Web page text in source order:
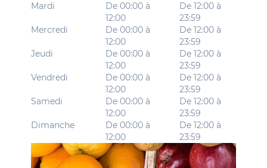
Mardi
De 00:00 à
12:00
De 12:00 à
23:59
Mercredi
De 00:00 à
12:00
De 12:00 à
23:59
Jeudi
De 00:00 à
12:00
De 12:00 à
23:59
Vendredi
De 00:00 à
12:00
De 12:00 à
23:59
Samedi
De 00:00 à
12:00
De 12:00 à
23:59
Dimanche
De 00:00 à
12:00
De 12:00 à
23:59